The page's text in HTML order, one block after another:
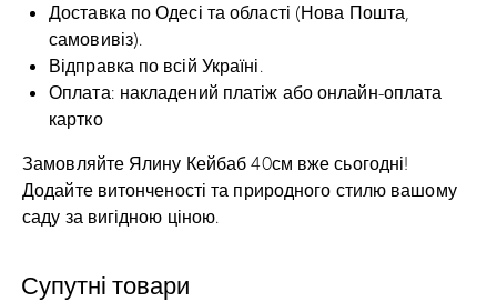
Доставка по Одесі та області (Нова Пошта,
самовивіз).
Відправка по всій Україні.
Оплата: накладений платіж або онлайн-оплата
картко
Замовляйте Ялину Кейбаб 40см вже сьогодні!
Додайте витонченості та природного стилю вашому
саду за вигідною ціною.
Супутні товари